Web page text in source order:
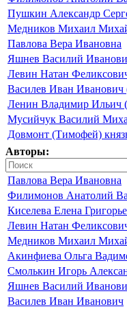
Пушкин Александр
Медников Михаил
Павлова Вера Ивановна
Яшнев Василий
Левин Натан
Василев Иван Иванович
Ленин Владимир Ильич
Мусийчук Василий
Довмонт (Тимофей)
Авторы:
Павлова Вера Ивановна
Филимонов Анатолий
Киселева Елена
Левин Натан
Медников Михаил
Акинфиева Ольга
Смолькин Игорь
Яшнев Василий
Василев Иван Иванович